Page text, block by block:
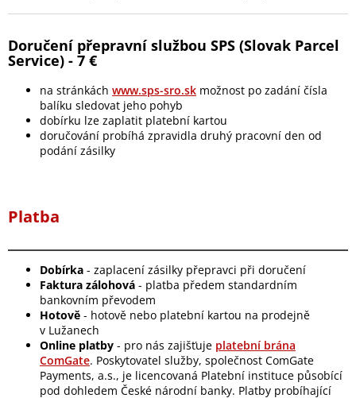
Doručení přepravní službou SPS (Slovak Parcel
Service) - 7 €
na stránkách www.sps-sro.sk možnost po zadání čísla
balíku sledovat jeho pohyb
dobírku lze zaplatit platební kartou
doručování probíhá zpravidla druhý pracovní den od
podání zásilky
Platba
Dobírka - zaplacení zásilky přepravci při doručení
Faktura zálohová - platba předem standardním
bankovním převodem
Hotově - hotově nebo platební kartou na prodejně
v Lužanech
Online platby - pro nás zajišťuje platební brána
ComGate. Poskytovatel služby, společnost ComGate
Payments, a.s., je licencovaná Platební instituce působící
pod dohledem České národní banky. Platby probíhající